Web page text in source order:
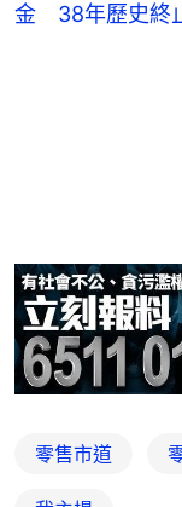
金 38年歷史終
零售市道